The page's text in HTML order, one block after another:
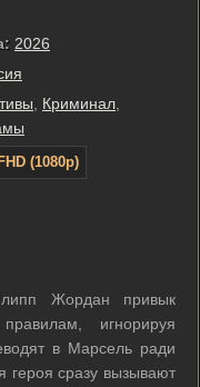
2026
, Криминал,
FHD (1080p)
Жордан привык
игнорируя
в Марсель ради
героя сразу вызывают